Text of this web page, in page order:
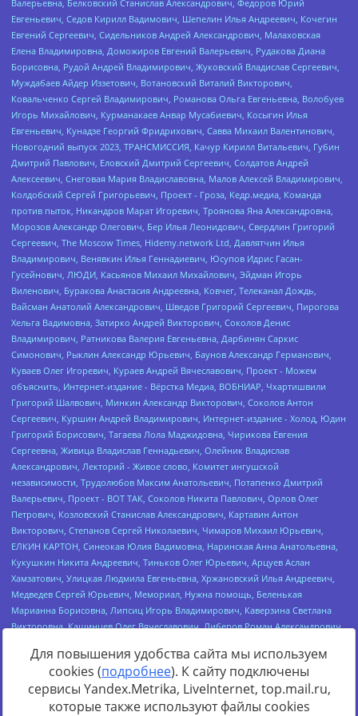
Источник:https://minjust.gov.ru/uploaded/files/reestr-
inostrannyih-agentov-22-03-2024.pdfданные на22.03.2024
Для повышения удобства сайта мы используем
cookies (подробнее). К сайту подключены
сервисы Yandex.Metrika, LiveInternet, top.mail.ru,
которые также используют файлы cookies